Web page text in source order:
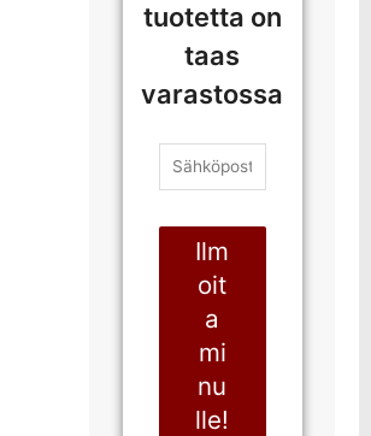
tuotetta on
taas
varastossa
Ilm
oit
a
mi
nu
lle!